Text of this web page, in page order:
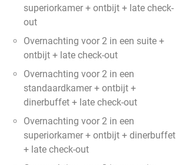
superiorkamer + ontbijt + late check-
out
Overnachting voor 2 in een suite +
ontbijt + late check-out
Overnachting voor 2 in een
standaardkamer + ontbijt +
dinerbuffet + late check-out
Overnachting voor 2 in een
superiorkamer + ontbijt + dinerbuffet
+ late check-out